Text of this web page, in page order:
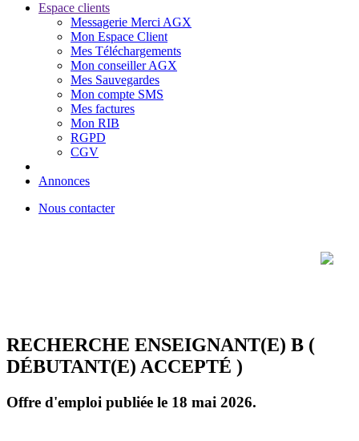
Espace clients
Messagerie Merci AGX
Mon Espace Client
Mes Téléchargements
Mon conseiller AGX
Mes Sauvegardes
Mon compte SMS
Mes factures
Mon RIB
RGPD
CGV
Annonces
Nous contacter
RECHERCHE ENSEIGNANT(E) B (
DÉBUTANT(E) ACCEPTÉ )
Offre d'emploi publiée le 18 mai 2026.